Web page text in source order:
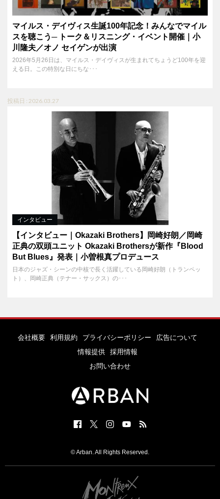
マイルス・デイヴィス生誕100年記念！みんなでマイル
スを聴こう─ トーク＆リスニング・イベント開催｜小
川隆夫／オノ セイゲンが出演
2026年5月26日は、マイルス・デイヴィスが生まれてちょうど100年を迎
える日。この特別な日にちな･･･
投稿日 : 2026.03.27
インタビュー
【インタビュー｜Okazaki Brothers】岡崎好朗／岡崎
正典の双頭ユニット Okazaki Brothersが新作『Blood
But Blues』発表｜小曽根真プロデュース
日本のジャズ・シーンの中核で長く活躍している岡崎好朗（トランペッ
ト）、岡崎正典（テナー・サックス）の･･･
会社概要 利用規約 プライバシーポリシー
広告について
情報提供
採用情報
お問い合わせ
© Arban. All Rights Reserved.